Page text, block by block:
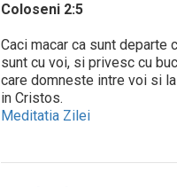
Coloseni 2:5
Caci macar ca sunt departe
sunt cu voi, si privesc cu
care domneste intre voi si
in Cristos.
Meditatia Zilei